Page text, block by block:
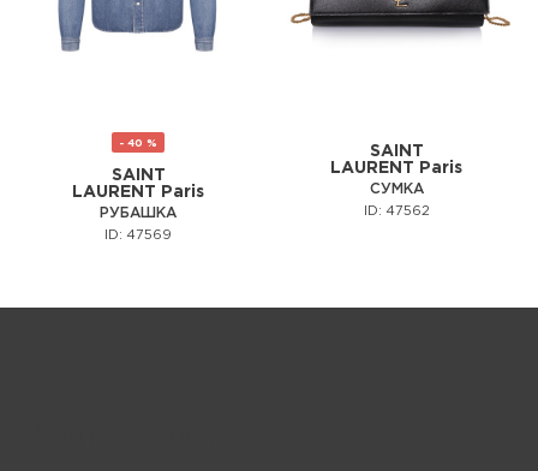
- 40 %
SAINT
LAURENT Paris
РУБАШКА
ID: 47569
SAINT
LAURENT Paris
СУМКА
ID: 47562